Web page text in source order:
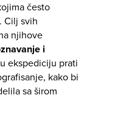
često
Cilj svih
njihove
i
ekspediciju prati
kako bi
sa širom